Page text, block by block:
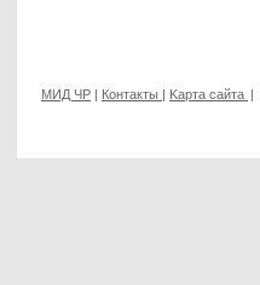
МИД ЧР Контакты Kарта сайта